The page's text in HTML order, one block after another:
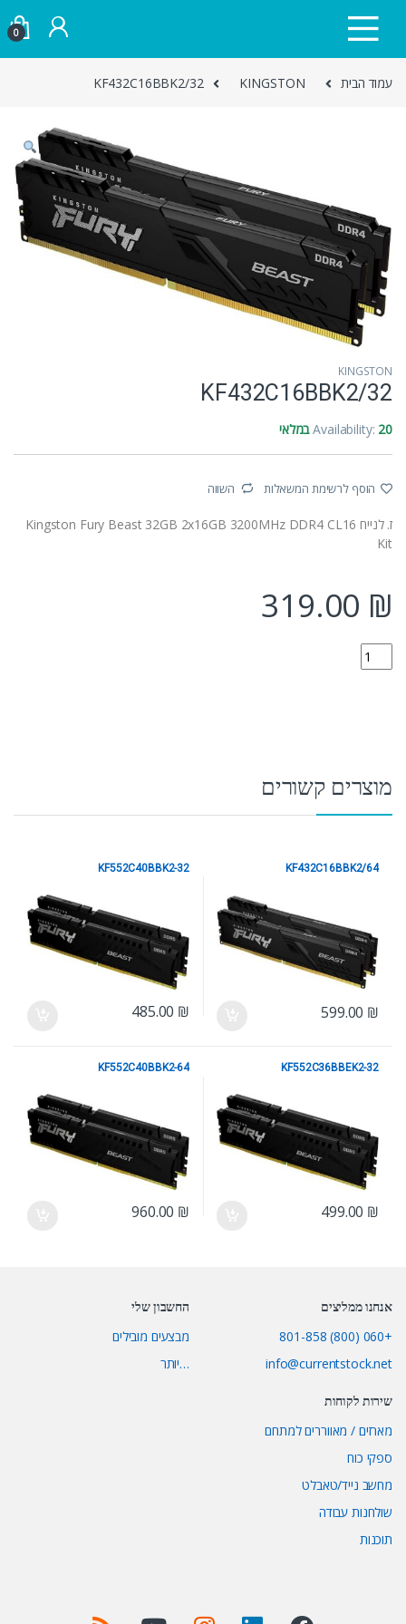
0
עמוד הבית KINGSTON
KF432C16BBK2/32
KINGSTON
KF432C16BBK2/32
Availability: 20 במלאי
הוסף לרשימת המשאלות השווה
ז. לנייח Kingston Fury Beast 32GB 2x16GB 3200MHz DDR4 CL16
Kit
319.00 ₪
KF432C16BBK2/32 quantity
מוצרים קשורים
KF432C16BBK2/64
599.00 ₪
KF552C40BBK2-32
485.00 ₪
KF552C36BBEK2-32
499.00 ₪
KF552C40BBK2-64
960.00 ₪
אנחנו ממליצים
+060 (800) 801-858
info@currentstock.net
החשבון שלי
מבצעים מובילים
…יותר
שירות לקוחות
מארזים / מאווררים למתחם
ספקי כוח
מחשב נייד/טאבלט
שולחנות עבודה
תוכנות